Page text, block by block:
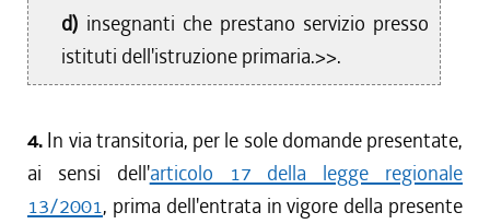
d) insegnanti che prestano servizio presso
istituti dell'istruzione primaria.>>.
4. In via transitoria, per le sole domande presentate,
ai sensi dell'articolo 17 della legge regionale
13/2001, prima dell'entrata in vigore della presente